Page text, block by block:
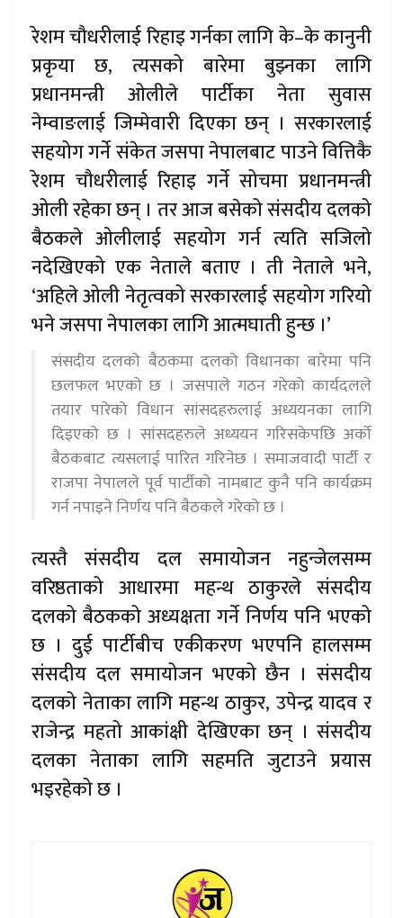
रेशम चौधरीलाई रिहाइ गर्नका लागि के–के कानुनी
प्रकृया छ, त्यसको बारेमा बुझ्नका लागि
प्रधानमन्त्री ओलीले पार्टीका नेता सुवास
नेम्वाङलाई जिम्मेवारी दिएका छन् । सरकारलाई
सहयोग गर्ने संकेत जसपा नेपालबाट पाउने वित्तिकै
रेशम चौधरीलाई रिहाइ गर्ने सोचमा प्रधानमन्त्री
ओली रहेका छन् । तर आज बसेको संसदीय दलको
बैठकले ओलीलाई सहयोग गर्न त्यति सजिलो
नदेखिएको एक नेताले बताए । ती नेताले भने,
‘अहिले ओली नेतृत्वको सरकारलाई सहयोग गरियो
भने जसपा नेपालका लागि आत्मघाती हुन्छ ।’
संसदीय दलको बैठकमा दलको विधानका बारेमा पनि
छलफल भएको छ । जसपाले गठन गरेको कार्यदलले
तयार पारेको विधान सांसदहरुलाई अध्ययनका लागि
दिइएको छ । सांसदहरुले अध्ययन गरिसकेपछि अर्को
बैठकबाट त्यसलाई पारित गरिनेछ । समाजवादी पार्टी र
राजपा नेपालले पूर्व पार्टीको नामबाट कुनै पनि कार्यक्रम
गर्न नपाइने निर्णय पनि बैठकले गरेको छ ।
त्यस्तै संसदीय दल समायोजन नहुन्जेलसम्म
वरिष्ठताको आधारमा महन्थ ठाकुरले संसदीय
दलको बैठकको अध्यक्षता गर्ने निर्णय पनि भएको
छ । दुई पार्टीबीच एकीकरण भएपनि हालसम्म
संसदीय दल समायोजन भएको छैन । संसदीय
दलको नेताका लागि महन्थ ठाकुर, उपेन्द्र यादव र
राजेन्द्र महतो आकांक्षी देखिएका छन् । संसदीय
दलका नेताका लागि सहमति जुटाउने प्रयास
भइरहेको छ ।